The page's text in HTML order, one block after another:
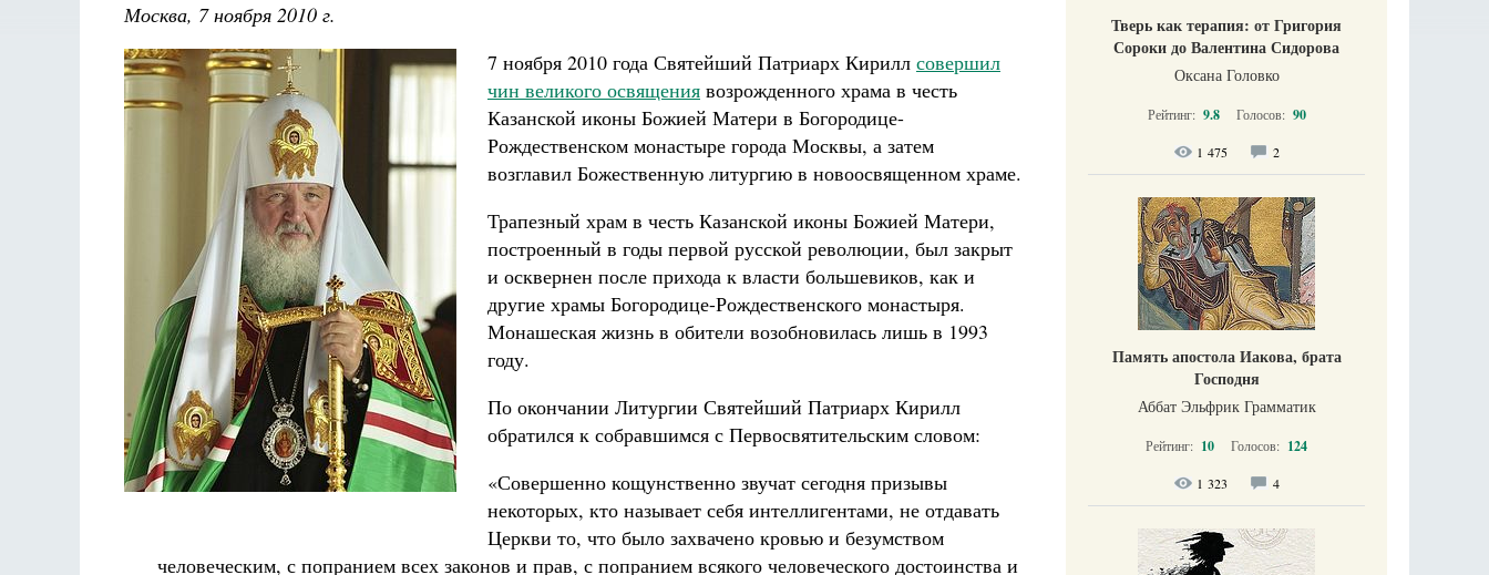
Москва, 7 ноября 2010 г.
7 ноября 2010 года Святейший Патриарх Кирилл совершил
чин великого освящения возрожденного храма в честь
Казанской иконы Божией Матери в Богородице-
Рождественском монастыре города Москвы, а затем
возглавил Божественную литургию в новоосвященном храме.
Трапезный храм в честь Казанской иконы Божией Матери,
построенный в годы первой русской революции, был закрыт
и осквернен после прихода к власти большевиков, как и
другие храмы Богородице-Рождественского монастыря.
Монашеская жизнь в обители возобновилась лишь в 1993
году.
По окончании Литургии Святейший Патриарх Кирилл
обратился к собравшимся с Первосвятительским словом:
«Совершенно кощунственно звучат сегодня призывы
некоторых, кто называет себя интеллигентами, не отдавать
Церкви то, что было захвачено кровью и безумством
человеческим, с попранием всех законов и прав, с попранием всякого человеческого достоинства и
Тверь как терапия: от Григория
Сороки до Валентина Сидорова
Оксана Головко
Рейтинг: 9.8 Голосов: 90
1 475 2
Память апостола Иакова, брата
Господня
Аббат Эльфрик Грамматик
Рейтинг: 10 Голосов: 124
1 323 4